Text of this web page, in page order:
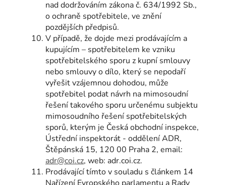
nad dodržováním zákona č. 634/1992 Sb.,
o ochraně spotřebitele, ve znění
pozdějších předpisů.
V případě, že dojde mezi prodávajícím a
kupujícím – spotřebitelem ke vzniku
spotřebitelského sporu z kupní smlouvy
nebo smlouvy o dílo, který se nepodaří
vyřešit vzájemnou dohodou, může
spotřebitel podat návrh na mimosoudní
řešení takového sporu určenému subjektu
mimosoudního řešení spotřebitelských
sporů, kterým je Česká obchodní inspekce,
Ústřední inspektorát - oddělení ADR,
Štěpánská 15, 120 00 Praha 2, email:
adr@coi.cz, web: adr.coi.cz.
Prodávající tímto v souladu s článkem 14